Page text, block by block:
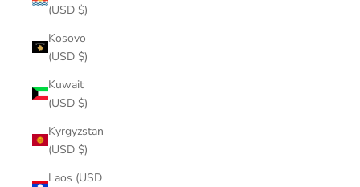
(USD $)
Kosovo
(USD $)
Kuwait
(USD $)
Kyrgyzstan
(USD $)
Laos (USD